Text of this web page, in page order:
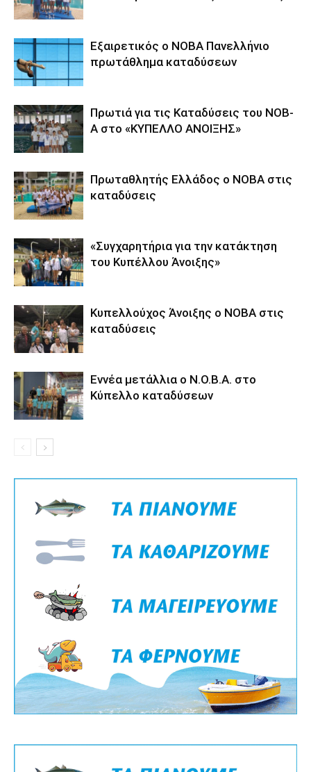
Εξαιρετικός ο ΝΟΒΑ Πανελλήνιο
πρωτάθλημα καταδύσεων
Πρωτιά για τις Καταδύσεις του ΝΟΒ-
Α στο «ΚΥΠΕΛΛΟ ΑΝΟΙΞΗΣ»
Πρωταθλητής Ελλάδος ο ΝΟΒΑ στις
καταδύσεις
«Συγχαρητήρια για την κατάκτηση
του Κυπέλλου Άνοιξης»
Κυπελλούχος Άνοιξης ο ΝΟΒΑ στις
καταδύσεις
Εννέα μετάλλια ο Ν.Ο.Β.Α. στο
Κύπελλο καταδύσεων